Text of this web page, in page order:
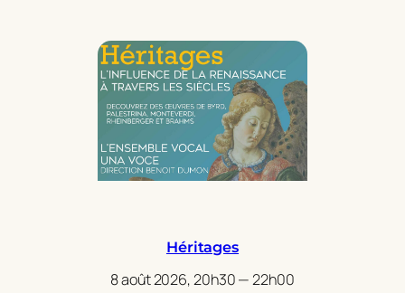
Héritages
8 août 2026, 20h30 — 22h00